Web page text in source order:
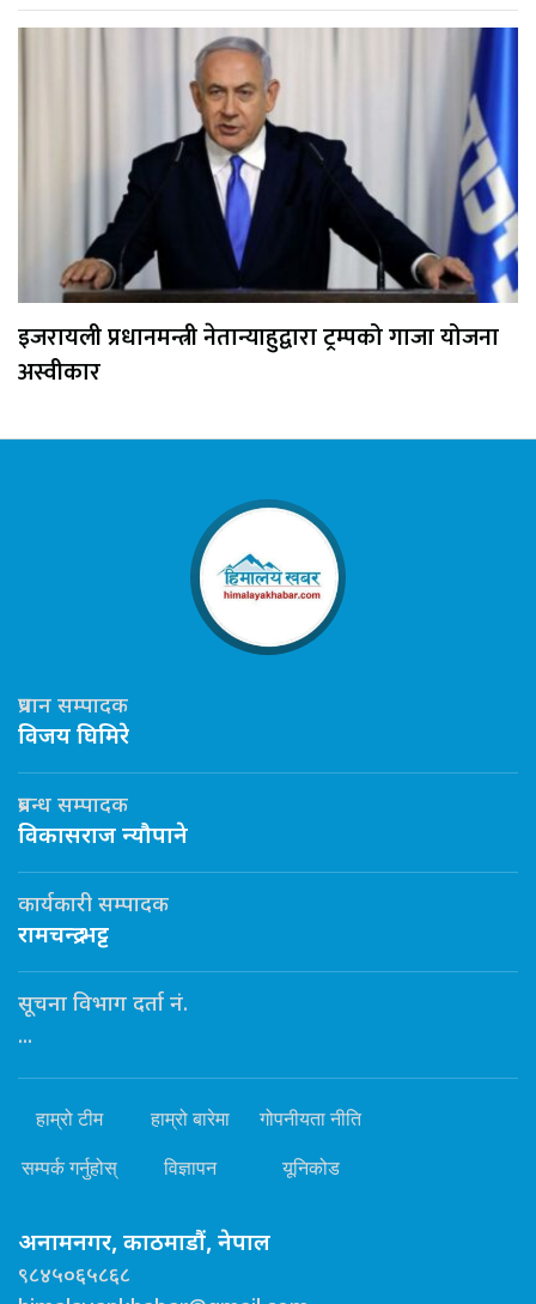
इजरायली प्रधानमन्त्री नेतान्याहुद्वारा ट्रम्पको गाजा योजना
अस्वीकार
प्रधान सम्पादक
विजय घिमिरे
प्रबन्ध सम्पादक
विकासराज न्यौपाने
कार्यकारी सम्पादक
रामचन्द्र भट्ट
सूचना विभाग दर्ता नं.
...
हाम्रो टीम हाम्रो बारेमा गोपनीयता नीति
सम्पर्क गर्नुहोस् विज्ञापन यूनिकोड
अनामनगर, काठमाडौं, नेपाल
९८४५०६५८६८